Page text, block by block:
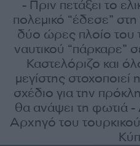
- Πριν πετάξει το
πολεμικό “έδεσε”
δύο ώρες πλοίο του
ναυτικού “πάρκαρε”
Καστελόριζο και
μεγίστης
σχέδιο για την
θα ανάψει τη φωτιά -
Αρχηγό του